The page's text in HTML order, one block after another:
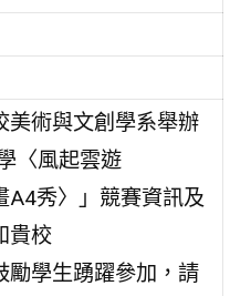
美術與文創學系舉辦
〈風起雲遊
A4秀〉」競賽資訊及
貴校
勵學生踴躍參加，請